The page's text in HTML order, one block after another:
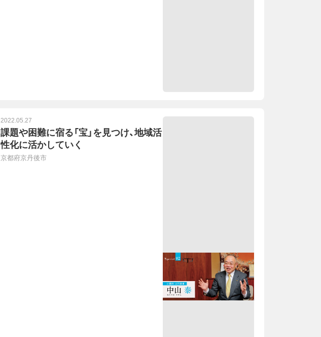
2022.05.27
課題や困難に宿る「宝」を見つけ、地域活
性化に活かしていく
京都府京丹後市